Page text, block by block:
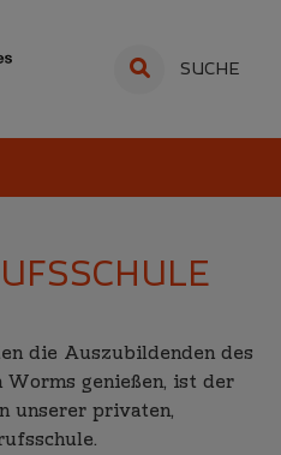
SUCHE
die Auszubildenden des
genießen, ist der
unserer privaten,